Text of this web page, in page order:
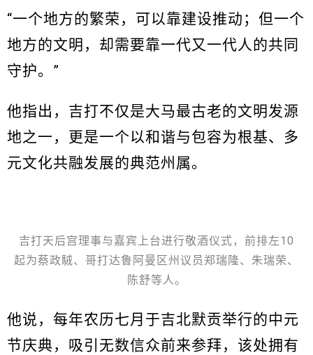
“一个地方的繁荣，可以靠建设推动；但一个
地方的文明，却需要靠一代又一代人的共同
守护。”
他指出，吉打不仅是大马最古老的文明发源
地之一，更是一个以和谐与包容为根基、多
元文化共融发展的典范州属。
吉打天后宫理事与嘉宾上台进行敬酒仪式，前排左10
起为蔡政駥、哥打达鲁阿曼区州议员郑瑞隆、朱瑞荣、
陈舒等人。
他说，每年农历七月于吉北默贡举行的中元
节庆典，吸引无数信众前来参拜，该处拥有